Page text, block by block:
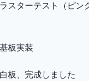
スターテスト（ピン
板実装
板、完成しました